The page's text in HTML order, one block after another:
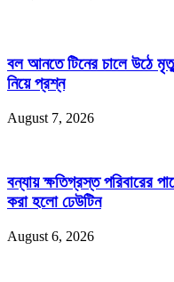
বল আনতে টিনের চালে উঠে
নিয়ে প্রশ্ন
August 7, 2026
বন্যায় ক্ষতিগ্রস্ত পরিবারের
করা হলো ঢেউটিন
August 6, 2026